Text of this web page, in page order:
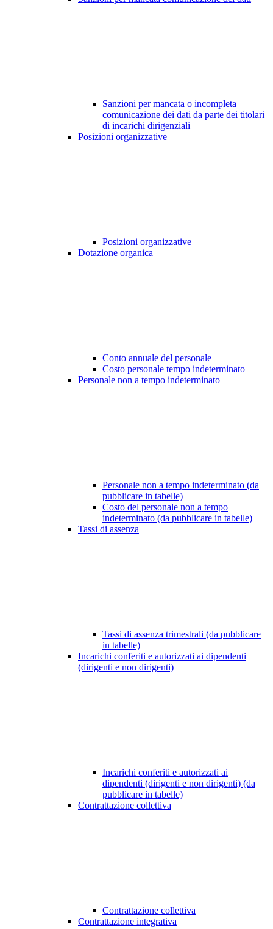
Sanzioni per mancata o incompleta
comunicazione dei dati da parte dei titolari
di incarichi dirigenziali
Posizioni organizzative
Posizioni organizzative
Dotazione organica
Conto annuale del personale
Costo personale tempo indeterminato
Personale non a tempo indeterminato
Personale non a tempo indeterminato (da
pubblicare in tabelle)
Costo del personale non a tempo
indeterminato (da pubblicare in tabelle)
Tassi di assenza
Tassi di assenza trimestrali (da pubblicare
in tabelle)
Incarichi conferiti e autorizzati ai dipendenti
(dirigenti e non dirigenti)
Incarichi conferiti e autorizzati ai
dipendenti (dirigenti e non dirigenti) (da
pubblicare in tabelle)
Contrattazione collettiva
Contrattazione collettiva
Contrattazione integrativa